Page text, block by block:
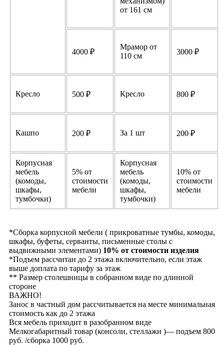
от 161 см
4000 ₽
Мрамор от
110 см
3000 ₽
Кресло 500 ₽ Кресло 800 ₽
Кашпо 200 ₽ За 1 шт 200 ₽
Корпусная
мебель
(комоды,
шкафы,
тумбочки)
5% от
стоимости
мебели
Корпусная
мебель
(комоды,
шкафы,
тумбочки)
10% от
стоимости
мебели
*Сборка корпусной мебели ( прикроватные тумбы, комоды,
шкафы, буфеты, серванты, письменные столы с
выдвижными элементами) 10% от стоимости изделия
*Подъем рассчитан до 2 этажа включительно, если этаж
выше доплата по тарифу за этаж
** Размер столешницы в собранном виде по длинной
стороне
ВАЖНО!
Занос в частный дом рассчитывается на месте минимальная
стоимость как до 2 этажа
Вся мебель приходит в разобранном виде
Мелкогабаритный товар (консоли, стеллажи )— подъем 800
руб. /сборка 1000 руб.